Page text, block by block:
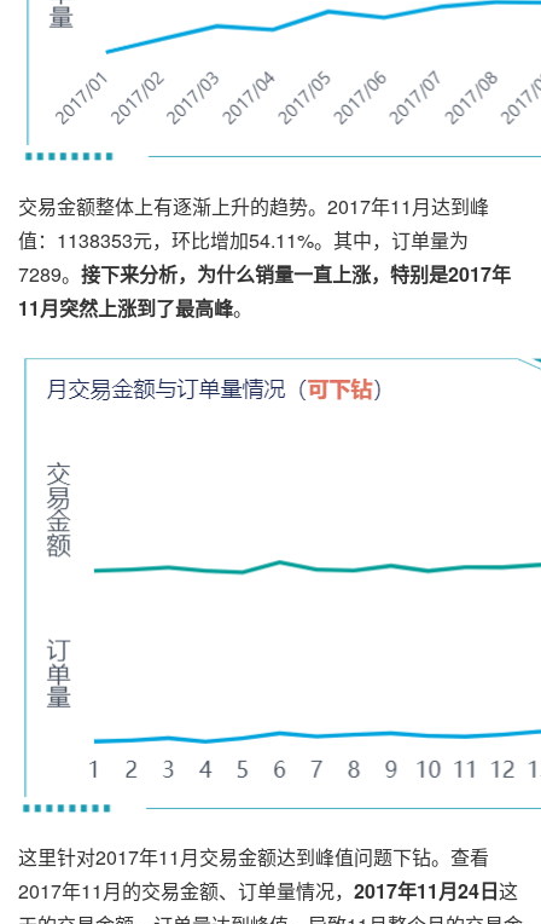
交易金额整体上有逐渐上升的趋势。2017年11月达到峰
值：1138353元，环比增加54.11%。其中，订单量为
7289。 接下来分析，为什么销量一直上涨，特别是2017年
11月突然上涨到了最高峰。
这里针对2017年11月交易金额达到峰值问题下钻。查看
2017年11月的交易金额、订单量情况， 2017年11月24日这